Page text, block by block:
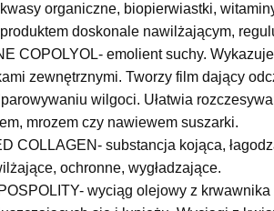
kwasy organiczne, biopierwiastki,
doskonale nawilżającym,
COPOLYOL- emolient suchy.
zewnętrznymi. Tworzy film dający
wilgoci. Ułatwia
mrozem czy nawiewem suszarki.
COLLAGEN- substancja kojąca,
ochronne, wygładzające.
wyciąg olejowy z